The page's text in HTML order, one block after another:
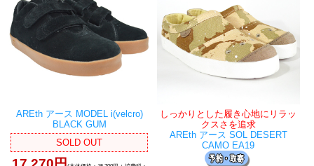
AREth アース MODEL i(velcro)
BLACK GUM
SOLD OUT
しっかりとした履き心地にリラッ
クスさを追求
AREth アース SOL DESERT
CAMO EA19